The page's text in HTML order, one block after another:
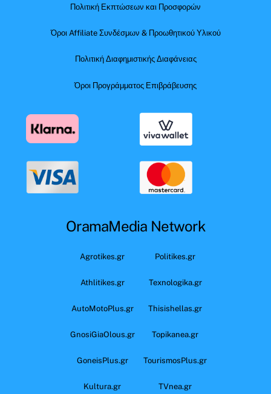
Πολιτική Εκπτώσεων και Προσφορών
Όροι Affiliate Συνδέσμων & Προωθητικού Υλικού
Πολιτική Διαφημιστικής Διαφάνειας
Όροι Προγράμματος Επιβράβευσης
OramaMedia Network
Agrotikes.gr Politikes.gr
Athlitikes.gr Texnologika.gr
AutoMotoPlus.gr Thisishellas.gr
GnosiGiaOlous.gr Topikanea.gr
GoneisPlus.gr TourismosPlus.gr
Kultura.gr TVnea.gr